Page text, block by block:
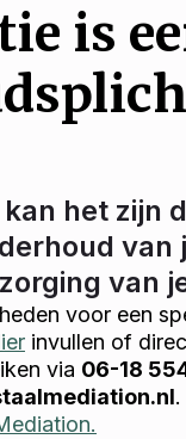
is
het zijn
van
voor een
invullen of
via 06-18